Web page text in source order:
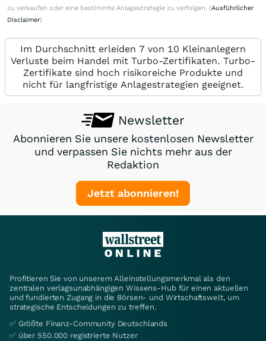
zu verkaufen oder eine bestimmte Anlagestrategie zu verfolgen. (Ausführlicher
Disclaimer)
Im Durchschnitt erleiden 7 von 10 Kleinanlegern
Verluste beim Handel mit Turbo-Zertifikaten. Turbo-
Zertifikate sind hoch risikoreiche Produkte und
nicht für langfristige Anlagestrategien geeignet.
Newsletter
Abonnieren Sie unsere kostenlosen Newsletter
und verpassen Sie nichts mehr aus der
Redaktion
Jetzt abonnieren!
Profitieren Sie von unserem Alleinstellungsmerkmal als den
zentralen verlagsunabhängigen Wissens-Hub für einen aktuellen
und fundierten Zugang in die Börsen- und Wirtschaftswelt, um
strategische Entscheidungen zu treffen.
✅ Größte Finanz-Community Deutschlands
✅ über 550.000 registrierte Nutzer